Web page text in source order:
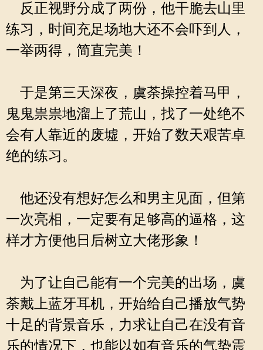
反正视野分成了两份，他干脆去山里
练习，时间充足场地大还不会吓到人，
一举两得，简直完美！
于是第三天深夜，虞荼操控着马甲，
鬼鬼祟祟地溜上了荒山，找了一处绝不
会有人靠近的废墟，开始了数天艰苦卓
绝的练习。
他还没有想好怎么和男主见面，但第
一次亮相，一定要有足够高的逼格，这
样才方便他日后树立大佬形象！
为了让自己能有一个完美的出场，虞
荼戴上蓝牙耳机，开始给自己播放气势
十足的背景音乐，力求让自己在没有音
乐的情况下，也能以如有音乐的气势震